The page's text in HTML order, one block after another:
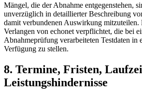
Mängel, die der Abnahme entgegenstehen,
unverzüglich in detaillierter Beschreibung
damit verbundenen Auswirkung
Verlangen von echonet verpflichtet, die bei
Abnahmeprüfung verarbeiteten Testdaten in
Verfügung zu stellen.
8. Termine, Fristen,
Leistungshindernisse